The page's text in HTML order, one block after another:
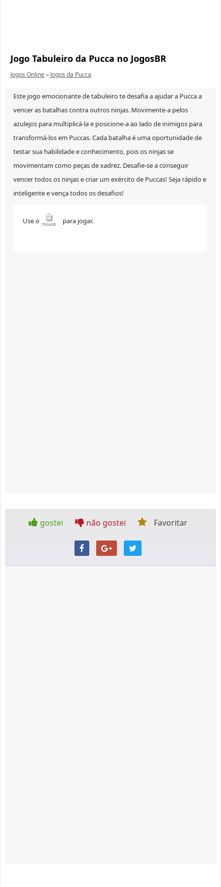
Jogo Tabuleiro da Pucca no JogosBR
Jogos Online» Jogos da Pucca
Este jogo emocionante de tabuleiro te desafia a ajudar a Pucca a
vencer as batalhas contra outros ninjas. Movimente-a pelos
azulejos para multiplicá-la e posicione-a ao lado de inimigos para
transformá-los em Puccas. Cada batalha é uma oportunidade de
testar sua habilidade e conhecimento, pois os ninjas se
movimentam como peças de xadrez. Desafie-se a conseguir
vencer todos os ninjas e criar um exército de Puccas! Seja rápido e
inteligente e vença todos os desafios!
Use o para jogar.
gostei não gostei Favoritar